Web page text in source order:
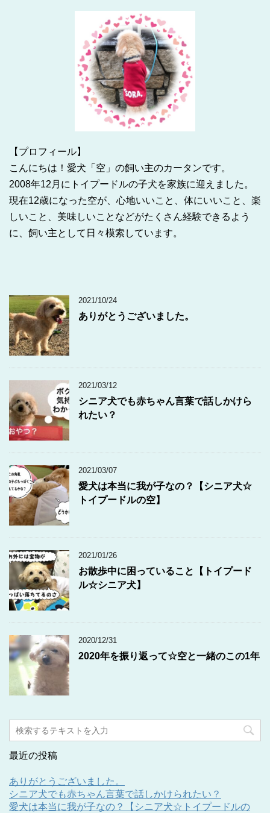
【プロフィール】
こんにちは！愛犬「空」の飼い主のカータンです。
2008年12月にトイプードルの子犬を家族に迎えました。
現在12歳になった空が、心地いいこと、体にいいこと、楽
しいこと、美味しいことなどがたくさん経験できるよう
に、飼い主として日々模索しています。
2021/10/24
ありがとうございました。
2021/03/12
シニア犬でも赤ちゃん言葉で話しかけら
れたい？
2021/03/07
愛犬は本当に我が子なの？【シニア犬☆
トイプードルの空】
2021/01/26
お散歩中に困っていること【トイプード
ル☆シニア犬】
2020/12/31
2020年を振り返って☆空と一緒のこの1年
最近の投稿
ありがとうございました。
シニア犬でも赤ちゃん言葉で話しかけられたい？
愛犬は本当に我が子なの？【シニア犬☆トイプードルの